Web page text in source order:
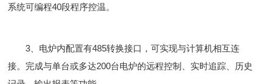
系统可编程40段程序控温。
3、电炉内配置有485转换接口，可实现与计算机相互连
接。完成与单台或多达200台电炉的远程控制、实时追踪、历史